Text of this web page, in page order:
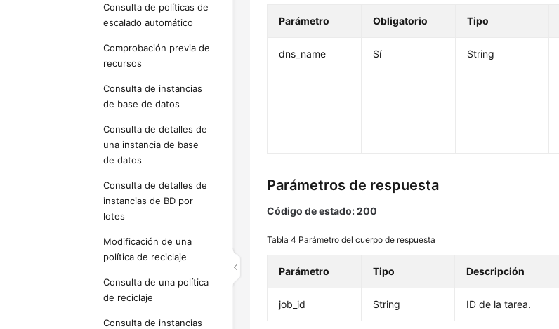
Consulta de políticas de
escalado automático
Comprobación previa de
recursos
Consulta de instancias
de base de datos
Consulta de detalles de
una instancia de base
de datos
Consulta de detalles de
instancias de BD por
lotes
Modificación de una
política de reciclaje
Consulta de una política
de reciclaje
Consulta de instancias
Parámetro Obligatorio Tipo
dns_name Sí String
Parámetros de respuesta
Código de estado: 200
Tabla 4 Parámetro del cuerpo de respuesta
Parámetro Tipo Descripción
job_id String ID de la tarea.